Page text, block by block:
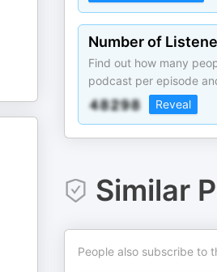
Number of
Find out how many
podcast per episode
Reveal
Similar
People also subscribe to